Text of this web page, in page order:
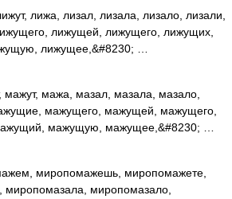
лижа, лизал, лизала, лизало, лизали,
лижущей, лижущего, лижущих,
лижущее,&#8230; …
мажа, мазал, мазала, мазало,
мажущего, мажущей, мажущего,
мажущую, мажущее,&#8230; …
миропомажешь, миропомажете,
миропомазало,